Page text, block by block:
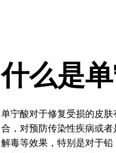
什么是
单宁酸对于修复受损的皮
合，对预防传染性疾病或
解毒等效果，特别是对于